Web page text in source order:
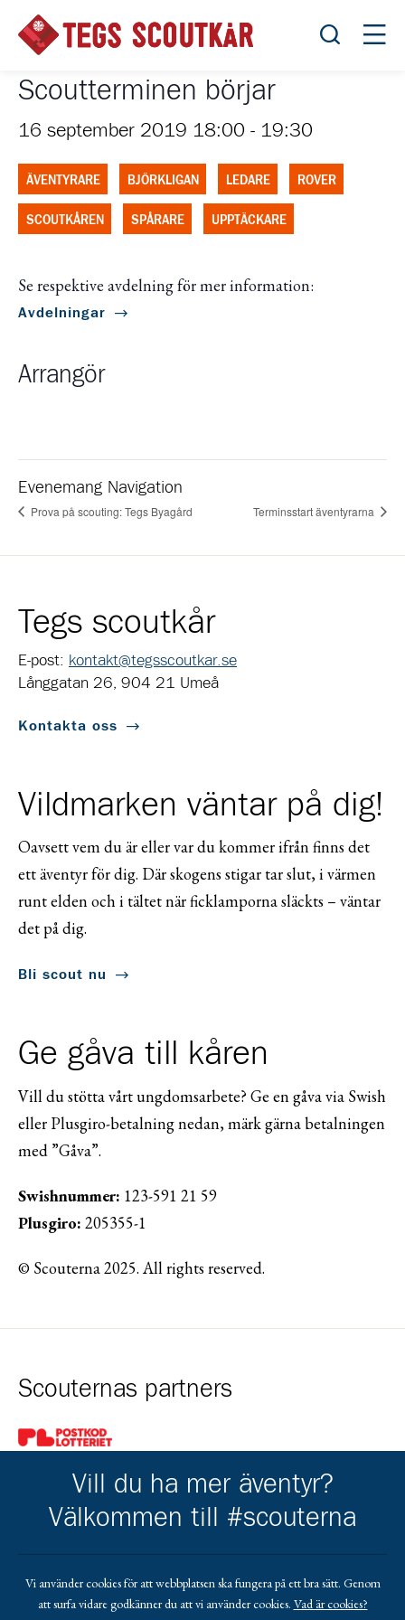
Öppna
Scoutterminen börjar
16 september 2019 18:00 - 19:30
ÄVENTYRARE BJÖRKLIGAN LEDARE ROVER
SCOUTKÅREN SPÅRARE UPPTÄCKARE
Se respektive avdelning för mer information:
Avdelningar
Arrangör
Evenemang Navigation
Prova på scouting: Tegs Byagård Terminsstart äventyrarna
Tegs scoutkår
E-post: kontakt@tegsscoutkar.se
Långgatan 26, 904 21 Umeå
Kontakta oss
Vildmarken väntar på dig!
Oavsett vem du är eller var du kommer ifrån finns det
ett äventyr för dig. Där skogens stigar tar slut, i värmen
runt elden och i tältet när ficklamporna släckts – väntar
det på dig.
Bli scout nu
Ge gåva till kåren
Vill du stötta vårt ungdomsarbete? Ge en gåva via Swish
eller Plusgiro-betalning nedan, märk gärna betalningen
med ”Gåva”.
Swishnummer: 123-591 21 59
Plusgiro: 205355-1
© Scouterna 2025. All rights reserved.
Scouternas partners
Gå till pl_50
Kårens partners
Vill du ha mer äventyr?
Välkommen till #scouterna
Vi använder cookies för att webbplatsen ska fungera på ett bra sätt. Genom
att surfa vidare godkänner du att vi använder cookies. Vad är cookies?